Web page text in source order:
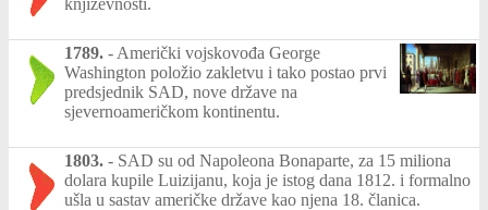
književnosti.
1789. - Američki vojskovođa George
Washington položio zakletvu i tako postao prvi
predsjednik SAD, nove države na
sjevernoameričkom kontinentu.
1803. - SAD su od Napoleona Bonaparte, za 15 miliona
dolara kupile Luizijanu, koja je istog dana 1812. i formalno
ušla u sastav američke države kao njena 18. članica.